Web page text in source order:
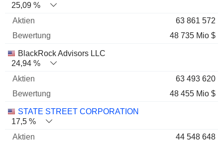
25,09 %
63 861 572
48 735 Mio $
BlackRock Advisors LLC
24,94 %
63 493 620
48 455 Mio $
STATE STREET CORPORATION
17,5 %
44 548 648